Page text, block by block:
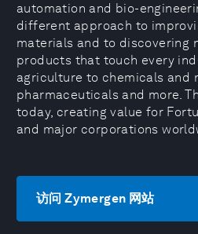
automation and bio-
different approach to
materials and to discovering
products that touch every
agriculture to chemicals and
pharmaceuticals and more.
today, creating value for
and major corporations
访问 Zymergen 网站